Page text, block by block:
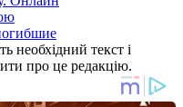
необхідний текст і
про це редакцію.